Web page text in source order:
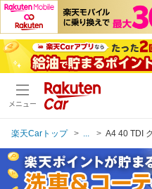
メニュー
楽天Carトップ A4 40 TDI